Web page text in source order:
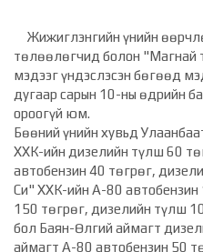
Жижиглэнгийн үнийн
төлөөлөгчид болон "Магнай
мэдээг үндэслэсэн бөгөөд
дугаар сарын 10-ны өдрийн
ороогүй юм.
Бөөний үнийн хувьд
ХХК-ийн дизелийн түлш 60
автобензин 40 төгрөг,
Си" ХХК-ийн А-80 автобензин
150 төгрөг, дизелийн түлш
бол Баян-Өлгий аймагт
аймагт А-80 автобензин 50